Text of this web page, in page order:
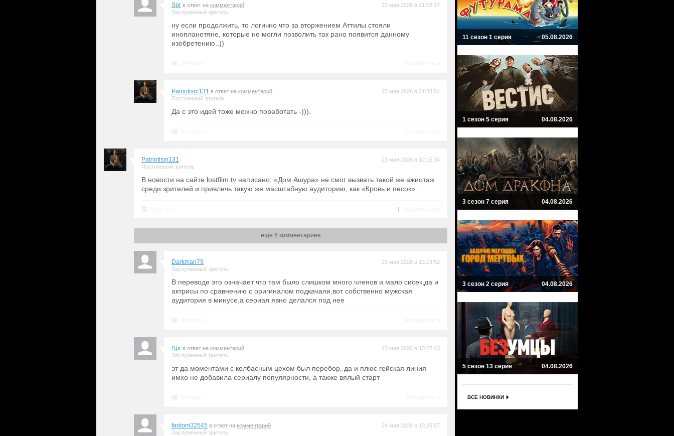
Spr в ответ на комментарий
Заслуженный зритель
23 мая 2026 в 21:08:17
ну если продолжить, то логично что за вторжением Аттилы стояли
инопланетяне, которые не могли позволить так рано появится данному
изобретению..))
Patriotism131 в ответ на комментарий
Постоянный зритель
23 мая 2026 в 21:33:54
Да с это идей тоже можно поработать -))).
Patriotism131
Постоянный зритель
23 мая 2026 в 12:15:34
В новости на сайте lostfilm.tv написано: «Дом Ашура» не смог вызвать такой же ажиотаж
среди зрителей и привлечь такую же масштабную аудиторию, как «Кровь и песок».
|
еще 6 комментариев
Darkman79
Заслуженный зритель
23 мая 2026 в 13:19:52
В переводе это означает что там было слишком много членов и мало сисек,да и
актрисы по сравнению с оригиналом подкачали,вот собственно мужская
аудитория в минусе,а сериал явно делался под нее
Spr в ответ на комментарий
Заслуженный зритель
23 мая 2026 в 13:22:43
эт да моментами с колбасным цехом был перебор, да и плюс гейская линия
имхо не добавила сериалу популярности, а также вялый старт
fantom32545 в ответ на комментарий
Заслуженный зритель
24 мая 2026 в 13:26:57
11 сезон 1 серия 05.08.2026
1 сезон 5 серия 04.08.2026
3 сезон 7 серия 04.08.2026
3 сезон 2 серия 04.08.2026
5 сезон 13 серия 04.08.2026
ВСЕ НОВИНКИ